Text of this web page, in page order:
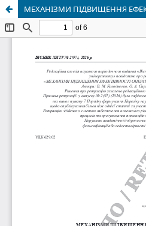
МЕХАНІЗМИ ПІДВИЩЕННЯ